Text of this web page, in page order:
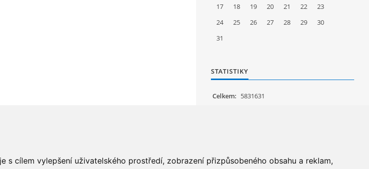
cílem vylepšení uživatelského prostředí, zobrazení přizpůsobeného obsahu a reklam,
17
18 19 20 21 22
23
24
25 26 27 28 29
30
31
STATISTIKY
Celkem: 5831631